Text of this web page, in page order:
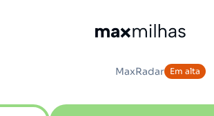
MaxRadar Em alta